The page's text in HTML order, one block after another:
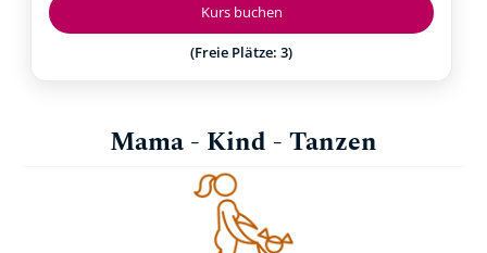
Kurs buchen
(Freie Plätze: 3)
Mama - Kind - Tanzen